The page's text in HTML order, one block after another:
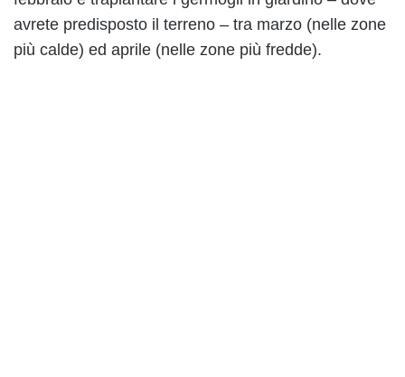
avrete predisposto il terreno – tra marzo (nelle zone
più calde) ed aprile (nelle zone più fredde).